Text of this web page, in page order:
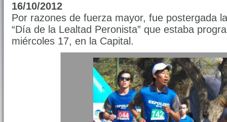
16/10/2012
Por razones de fuerza mayor, fue postergada
“Día de la Lealtad Peronista” que estaba
miércoles 17, en la Capital.